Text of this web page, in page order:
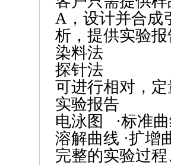
A，设计并合成
析，提供实验
染料法
探针法
可进行相对，
实验报告
电泳图
·标准
溶解曲线 ·扩增
完整的实验过